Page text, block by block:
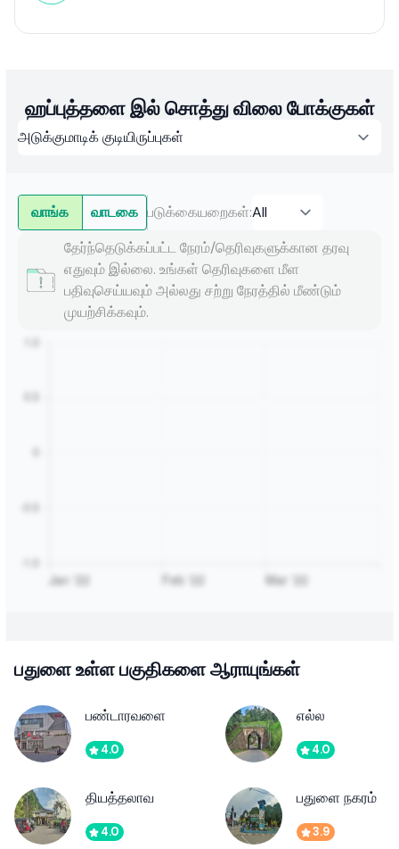
ஹப்புத்தளை இல் சொத்து விலை போக்குகள்
வாங்க வாடகை படுக்கையறைகள்:
தேர்ந்தெடுக்கப்பட்ட நேரம்/தெரிவுகளுக்கான தரவு
எதுவும் இல்லை. உங்கள் தெரிவுகளை மீள
பதிவுசெய்யவும் அல்லது சற்று நேரத்தில் மீண்டும்
முயற்சிக்கவும்.
பதுளை உள்ள பகுதிகளை ஆராயுங்கள்
பண்டாரவளை
4.0
எல்ல
4.0
தியத்தலாவ
4.0
பதுளை நகரம்
3.9